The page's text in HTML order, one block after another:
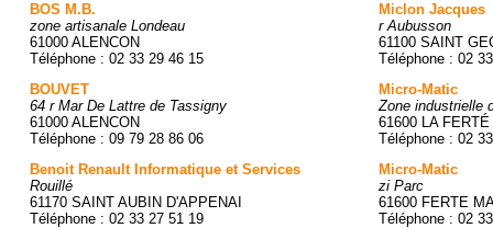
BOS M.B.
zone artisanale Londeau
61000 ALENCON
Téléphone : 02 33 29 46 15
BOUVET
64 r Mar De Lattre de Tassigny
61000 ALENCON
Téléphone : 09 79 28 86 06
Benoit Renault Informatique et Services
Rouillé
61170 SAINT AUBIN D'APPENAI
Téléphone : 02 33 27 51 19
Miclon Jacques
r Aubusson
61100 SAINT
Téléphone : 02
Micro-Matic
Zone industrielle
61600 LA
Téléphone : 02
Micro-Matic
zi Parc
61600 FERTE
Téléphone : 02